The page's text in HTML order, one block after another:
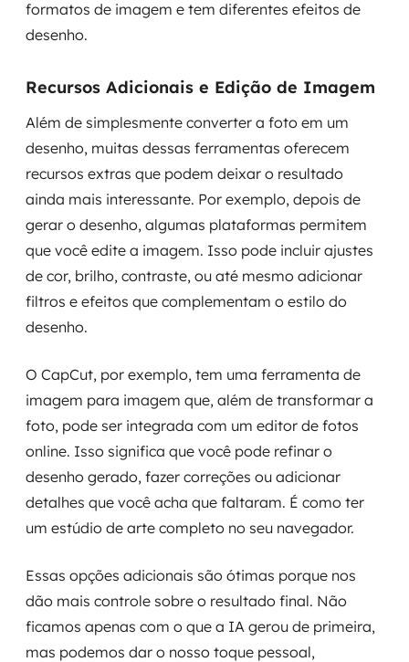
formatos de imagem e tem diferentes efeitos de
desenho.
Recursos Adicionais e Edição de Imagem
Além de simplesmente converter a foto em um
desenho, muitas dessas ferramentas oferecem
recursos extras que podem deixar o resultado
ainda mais interessante. Por exemplo, depois de
gerar o desenho, algumas plataformas permitem
que você edite a imagem. Isso pode incluir ajustes
de cor, brilho, contraste, ou até mesmo adicionar
filtros e efeitos que complementam o estilo do
desenho.
O CapCut, por exemplo, tem uma ferramenta de
imagem para imagem que, além de transformar a
foto, pode ser integrada com um editor de fotos
online. Isso significa que você pode refinar o
desenho gerado, fazer correções ou adicionar
detalhes que você acha que faltaram. É como ter
um estúdio de arte completo no seu navegador.
Essas opções adicionais são ótimas porque nos
dão mais controle sobre o resultado final. Não
ficamos apenas com o que a IA gerou de primeira,
mas podemos dar o nosso toque pessoal,